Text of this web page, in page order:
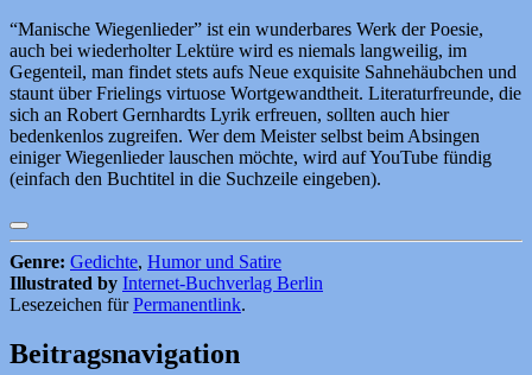
“Manische Wiegenlieder” ist ein wunderbares Werk der Poesie,
auch bei wiederholter Lektüre wird es niemals langweilig, im
Gegenteil, man findet stets aufs Neue exquisite Sahnehäubchen und
staunt über Frielings virtuose Wortgewandtheit. Literaturfreunde, die
sich an Robert Gernhardts Lyrik erfreuen, sollten auch hier
bedenkenlos zugreifen. Wer dem Meister selbst beim Absingen
einiger Wiegenlieder lauschen möchte, wird auf YouTube fündig
(einfach den Buchtitel in die Suchzeile eingeben).
Genre: Gedichte, Humor und Satire
Illustrated by Internet-Buchverlag Berlin
Lesezeichen fürPermanentlink.
Beitragsnavigation